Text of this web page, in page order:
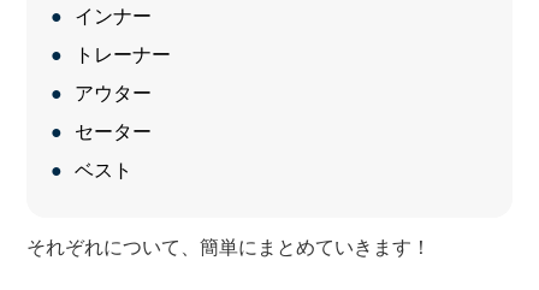
インナー
トレーナー
アウター
セーター
ベスト
それぞれについて、簡単にまとめていきます！